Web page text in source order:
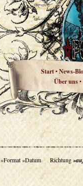
Start•News-
Über uns•
»Format»Datum Richtung